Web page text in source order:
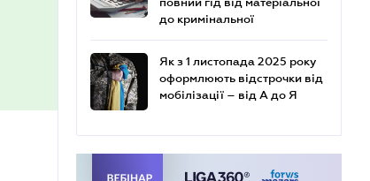
до кримінальної
Як з 1 листопада 2025 року
оформлюють відстрочки від
мобілізації – від А до Я